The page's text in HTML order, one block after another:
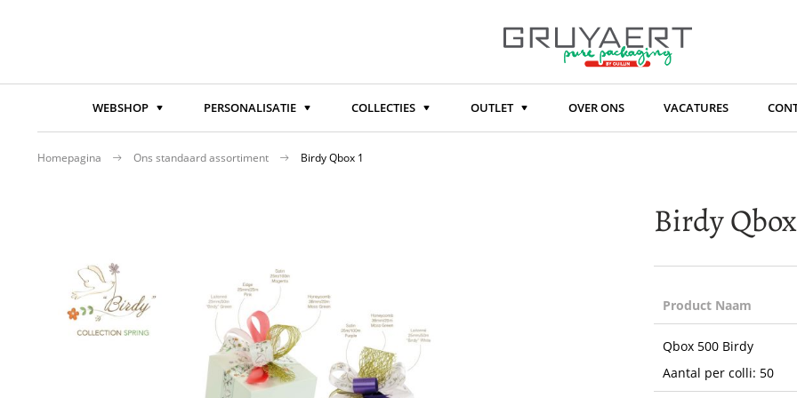
WEBSHOP PERSONALISATIE COLLECTIES OUTLET OVER ONS VACATURES
Homepagina Ons standaard assortiment Birdy Qbox 1
Birdy
productitems
Product Naam
Qbox 500 Birdy
Aantal per colli: 50
afbeeldingen-
gallerij